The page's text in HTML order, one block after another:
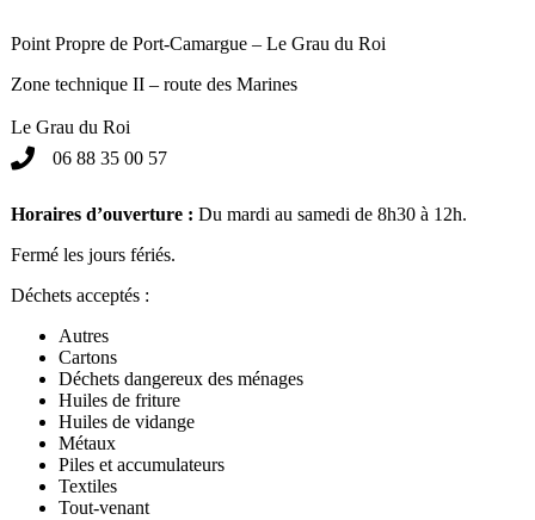
Point Propre de Port-Camargue – Le Grau du Roi
Zone technique II – route des Marines
Le Grau du Roi
06 88 35 00 57
Horaires d’ouverture : Du mardi au samedi de 8h30 à 12h.
Fermé les jours fériés.
Déchets acceptés :
Autres
Cartons
Déchets dangereux des ménages
Huiles de friture
Huiles de vidange
Métaux
Piles et accumulateurs
Textiles
Tout-venant